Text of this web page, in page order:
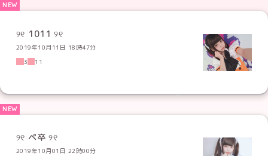
୨୧ 1011 ୨୧
2019年10月11日 18時47分
3
11
୨୧ ペ卒 ୨୧
2019年10月01日 22時00分